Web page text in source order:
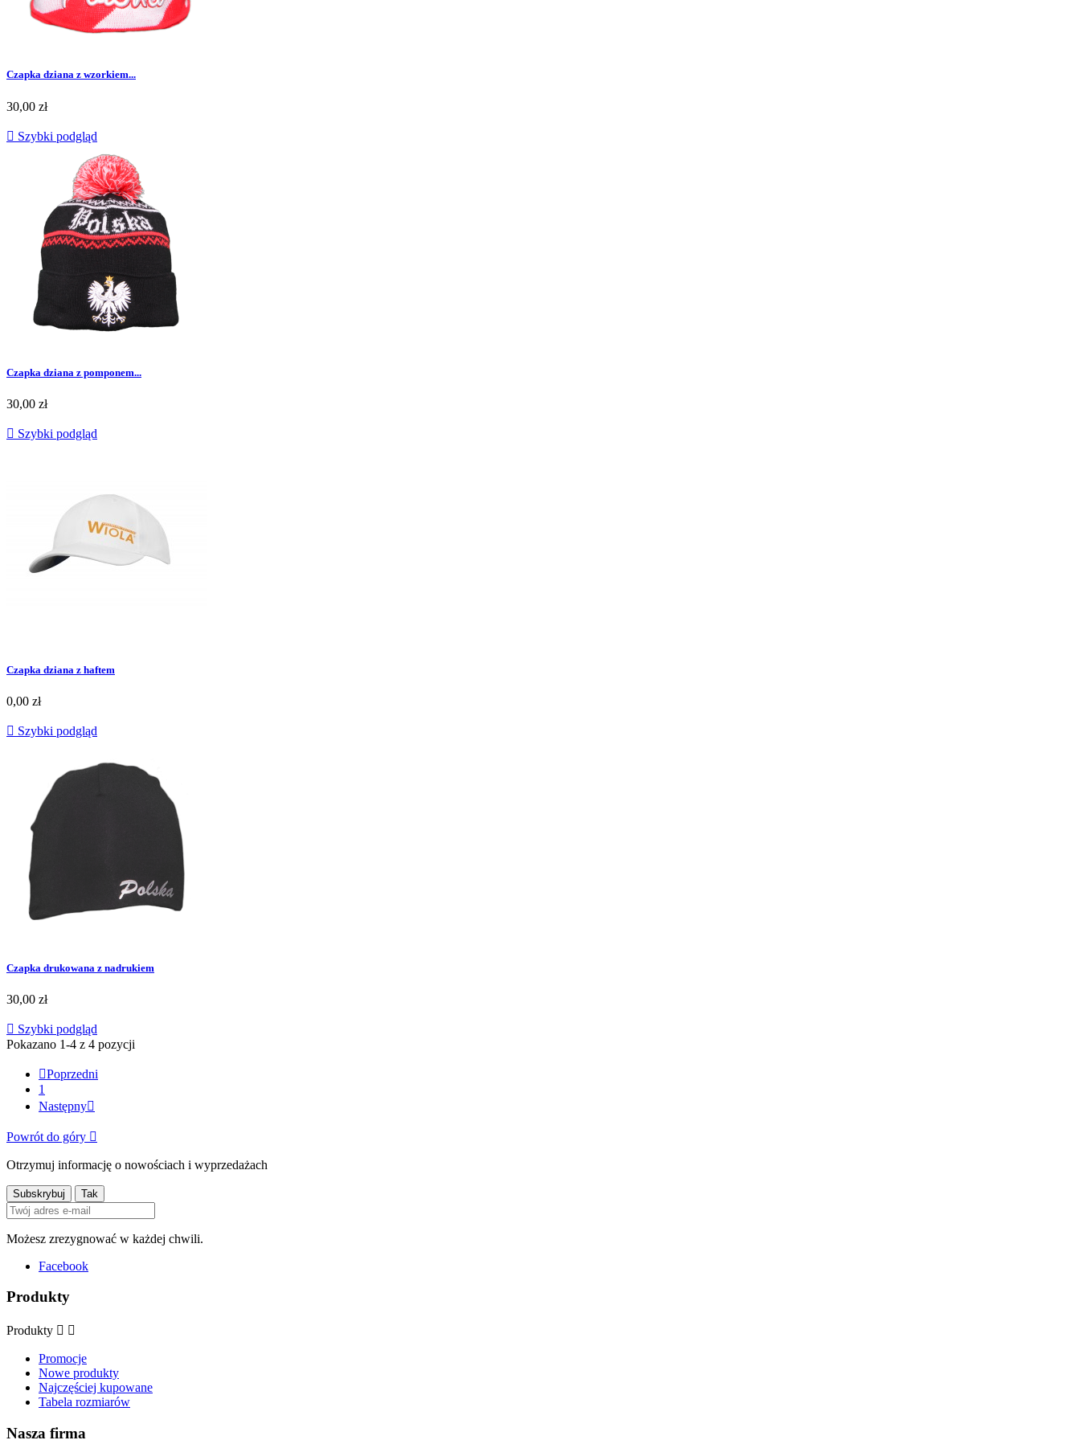
Czapka dziana z wzorkiem...
30,00 zł
 Szybki podgląd
Czapka dziana z pomponem...
30,00 zł
 Szybki podgląd
Czapka dziana z haftem
0,00 zł
 Szybki podgląd
Czapka drukowana z nadrukiem
30,00 zł
 Szybki podgląd
Czarny
Srebrny
Złoty
Pokazano 1-4 z 4 pozycji
Poprzedni
1
Następny
Powrót do góry 
Otrzymuj informację o nowościach i wyprzedażach
Możesz zrezygnować w każdej chwili.
Facebook
Produkty
Produkty  
Promocje
Nowe produkty
Najczęściej kupowane
Tabela rozmiarów
Nasza firma